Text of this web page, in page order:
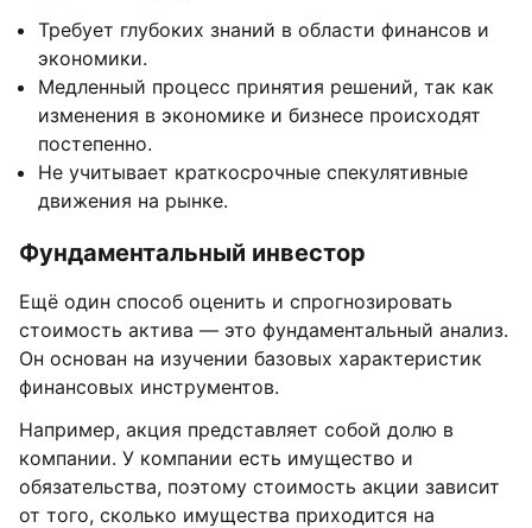
Требует глубоких знаний в области финансов и
экономики.
Медленный процесс принятия решений, так как
изменения в экономике и бизнесе происходят
постепенно.
Не учитывает краткосрочные спекулятивные
движения на рынке.
Фундаментальный инвестор
Ещё один способ оценить и спрогнозировать
стоимость актива — это фундаментальный анализ.
Он основан на изучении базовых характеристик
финансовых инструментов.
Например, акция представляет собой долю в
компании. У компании есть имущество и
обязательства, поэтому стоимость акции зависит
от того, сколько имущества приходится на